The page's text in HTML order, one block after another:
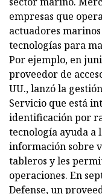
empresas que
actuadores
tecnologías para
Por ejemplo, en
proveedor de
UU., lanzó la
Servicio que está
identificación por
tecnología ayuda a
información sobre
tableros y les
operaciones. En
Defense, un